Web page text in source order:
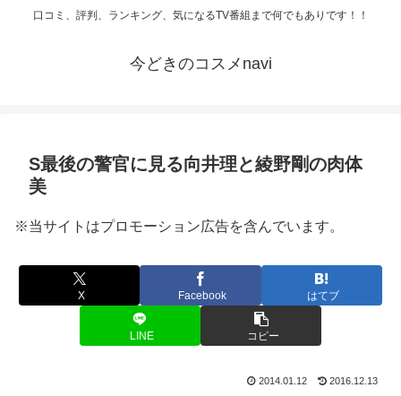
口コミ、評判、ランキング、気になるTV番組まで何でもありです！！
今どきのコスメnavi
S最後の警官に見る向井理と綾野剛の肉体
美
※当サイトはプロモーション広告を含んでいます。
X Facebook はてブ
LINE コピー
2014.01.12 2016.12.13